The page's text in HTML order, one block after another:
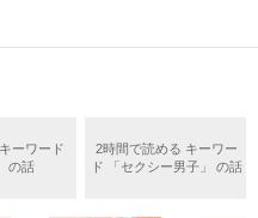
す＊
。
いるのだが、後輩の姫原由
にされ、一人こっそり泣い
ーワード
の話
2時間で読める キーワー
ド 「セクシー男子」 の話